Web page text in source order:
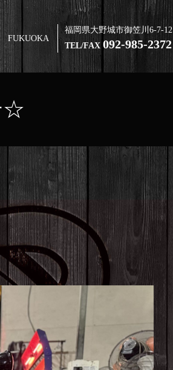
FUKUOKA
福岡県大野城市御笠川6-7-12
TEL/FAX 092-985-2372
☆